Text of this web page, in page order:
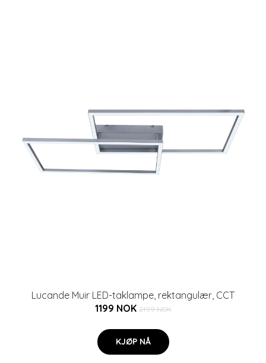
Lucande Muir LED-taklampe, rektangulær, CCT
1199 NOK 2199 NOK
KJØP NÅ